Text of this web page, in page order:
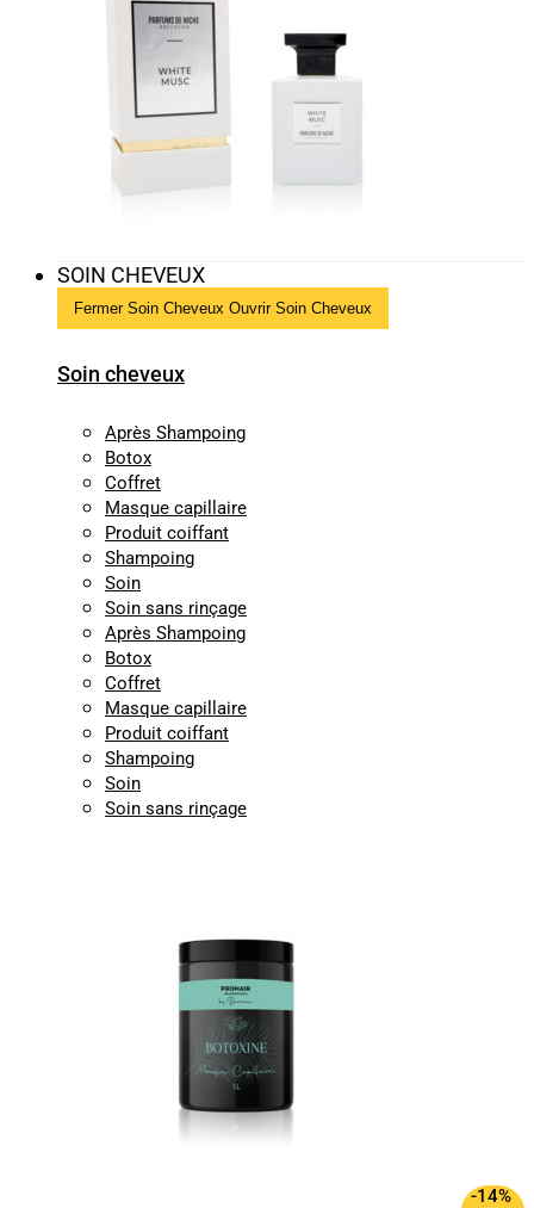
SOIN CHEVEUX
Fermer Soin Cheveux Ouvrir Soin Cheveux
Soin cheveux
Après Shampoing
Botox
Coffret
Masque capillaire
Produit coiffant
Shampoing
Soin
Soin sans rinçage
Après Shampoing
Botox
Coffret
Masque capillaire
Produit coiffant
Shampoing
Soin
Soin sans rinçage
-14%